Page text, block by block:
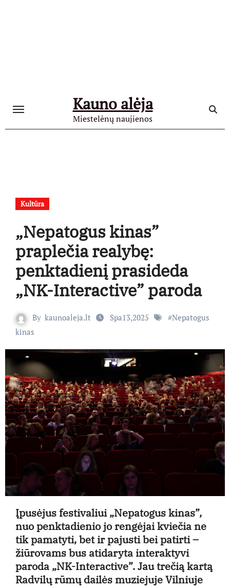
Kauno alėja
Miestelėnų naujienos
Kultūra
„Nepatogus kinas”
praplečia realybę:
penktadienį prasideda
„NK-Interactive” paroda
By kaunoaleja.lt Spa13,2025 #Nepatogus
kinas
Įpusėjus festivaliui „Nepatogus kinas”,
nuo penktadienio jo rengėjai kviečia ne
tik pamatyti, bet ir pajusti bei patirti –
žiūrovams bus atidaryta interaktyvi
paroda „NK-Interactive”. Jau trečią kartą
Radvilų rūmų dailės muziejuje Vilniuje